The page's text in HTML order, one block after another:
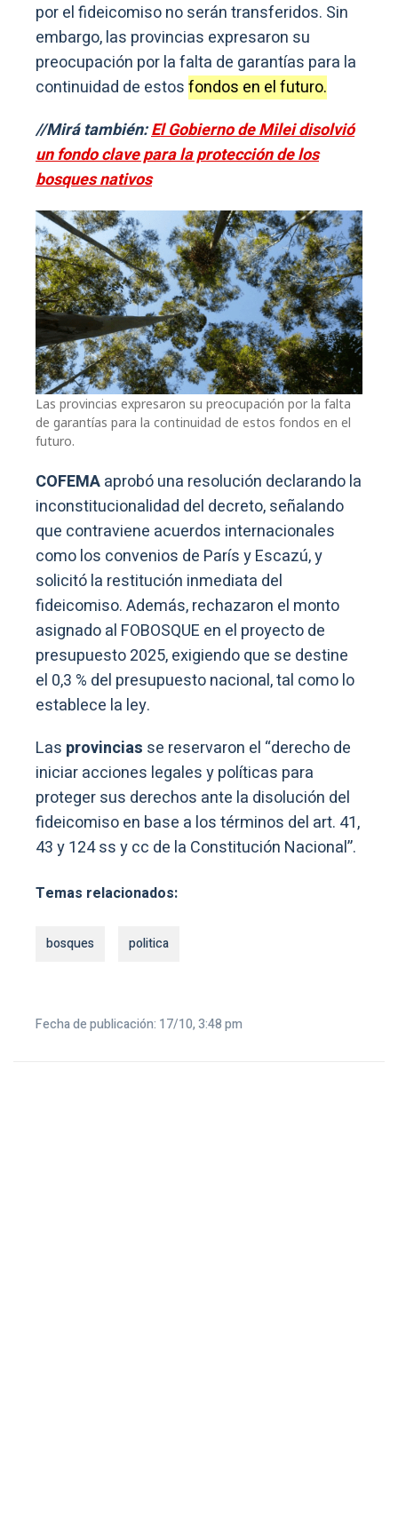
por el fideicomiso no serán transferidos. Sin
embargo, las provincias expresaron su
preocupación por la falta de garantías para la
continuidad de estosfondos en el futuro.
//Mirá también:El Gobierno de Milei disolvió
un fondo clave para la protección de los
bosques nativos
Las provincias expresaron su preocupación por la falta
de garantías para la continuidad de estos fondos en el
futuro.
COFEMAaprobó una resolución declarando la
inconstitucionalidad del decreto, señalando
que contraviene acuerdos internacionales
como los convenios de París y Escazú, y
solicitó la restitución inmediata del
fideicomiso. Además, rechazaron el monto
asignado al FOBOSQUE en el proyecto de
presupuesto 2025, exigiendo que se destine
el 0,3 % del presupuesto nacional, tal como lo
establece la ley.
Las provincias se reservaron el “derecho de
iniciar acciones legales y políticas para
proteger sus derechos ante la disolución del
fideicomiso en base a los términos del art. 41,
43 y 124 ss y cc de la Constitución Nacional”.
Temas relacionados:
bosques politica
Fecha de publicación: 17/10, 3:48 pm